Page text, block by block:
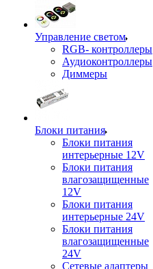
Управление светом
RGB- контроллеры
Аудиоконтроллеры
Диммеры
Блоки питания
Блоки питания
интерьерные 12V
Блоки питания
влагозащищенные
12V
Блоки питания
интерьерные 24V
Блоки питания
влагозащищенные
24V
Сетевые адаптеры